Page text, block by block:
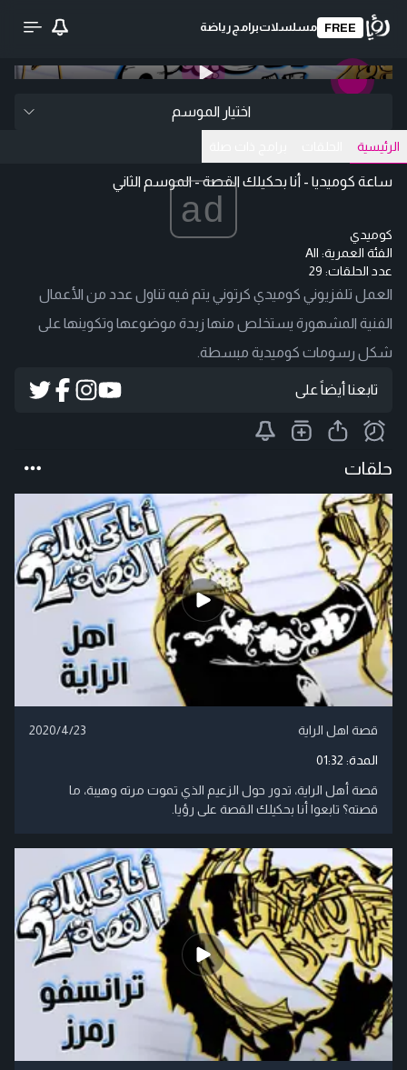
FREE مسلسلاتبرامج رياضة
اختيار الموسم
الرئيسية
ساعة كوميديا - أنا بحكيلك القصة - الموسم الثاني
ad
كوميدي
الفئة العمرية: All
عدد الحلقات: 29
العمل تلفزيوني كوميدي كرتوني يتم فيه تناول عدد من الأعمال
الفنية المشهورة يستخلص منها زبدة موضوعها وتكوينها على
شكل رسومات كوميدية مبسطة.
تابعنا أيضاً على
حلقات
قصة اهل الراية 2020/4/23
المدة: 01:32
قصة أهل الراية، تدور حول الزعيم الذي تموت مرته وهيبة، ما
قصته؟ تابعوا أنا بحكيلك القصة على رؤيا.